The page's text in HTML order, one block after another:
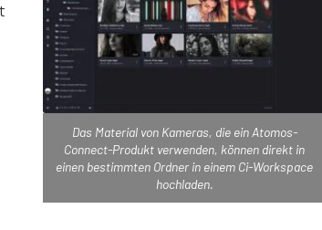
Das Material von Kameras, die ein Atomos-
Connect-Produkt verwenden, können direkt in
einen bestimmten Ordner in einem Ci-Workspace
hochladen.